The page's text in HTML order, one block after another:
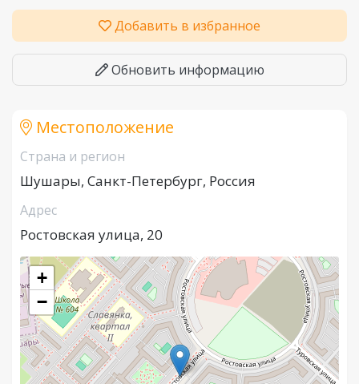
Добавить в избранное
Обновить информацию
Местоположение
Страна и регион
Шушары, Санкт-Петербург, Россия
Адрес
Ростовская улица, 20
+
−